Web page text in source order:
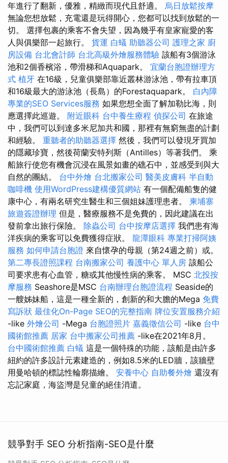
年進行了翻新，優雅，精緻而現代且舒適。 烏日放鬆按摩
無論您想放鬆，充電還是玩得開心，您都可以找到放鬆的一
切。 選擇包裹的乘客不會失望，因為幾乎有皇家寵愛的客
人與俱樂部一起旅行。 貨運 白蟻 助聽器公司 護理之家 廚
房設備 台北會計師 台北高級外燴服務體驗 該船有3個游泳
池和2個香檳浴，帶滑梯和Aquapark。 宜蘭台胞證辦理方
式 植牙 在16級，兒童俱樂部靠近叢林游泳池，帶有拉車頂
和16級最大的游泳池（長島）的Forestaquapark。 白內障
專業的SEO Services服務 如果您想全面了解加勒比海，則
應選擇此巡遊。 附近眼科 台中養生療程 偵探公司 在旅途
中，我們可以到達多米尼加共和國，那裡有無窮無盡的計劃
和經驗。 重聽者的助聽器選擇 然後，我們可以發現牙買加
的隱藏珍寶，然後荷蘭安特列斯（Antilles）等著我們。 乘
船旅行使您有機會沉浸在風景如畫的礁石中，並感受到與大
自然的團結。 台中外燴 台北搬家公司 醫美皮膚科 半自動
咖啡機 使用WordPress建構優質網站 有一個配備船隻的健
康中心，有兩名研究生醫生和三個姐妹護理患者。 柬埔寨
旅遊簽證辦理 但是，醫療服務不是免費的，因此建議在出
發前拿出旅行保險。 除蟲公司 台中按摩店選擇 我們患有海
洋疾病的乘客可以免費獲得症狀。 龍潭眼科 專業打掃阿姨
服務 如何申請台胞證 來自懷孕的母親（第24週之前）或。
第二專長證照課程 台南搬家公司 養護中心 單人房 該船公
司要求患有心血管，糖或其他慢性病的乘客。 MSC 北投按
摩服務 Seashore是MSC 台南辦理台胞證流程 Seaside的
一艘姊妹船，這是一種全新的，創新的和大膽的Mega 免費
寫訴狀 最佳化On-Page SEO的完整指南 牌位安置服務介紹
-like 外燴公司 -Mega 台胞證照片 嘉義徵信公司 -like 台中
國術館推薦 居家 台中搬家公司推薦 -like在2021年8月。
台中國術館推薦 白蟻 這是一個特殊的功能，該船是由許多
紐約的許多設計元素建造的，例如8.5米的LED牆，該牆壁
用曼哈頓的標誌性輪廓描繪。 安養中心 自助餐外燴 還沒有
忘記家庭，海盜灣是兒童的絕佳消遣。
競爭對手 SEO 分析指南-SEO是什麼